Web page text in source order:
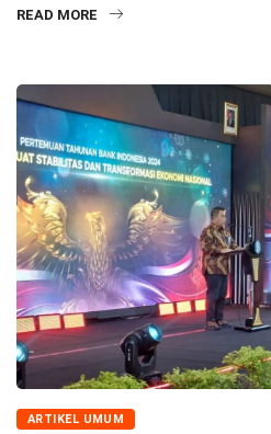
READ MORE
ARTIKEL UMUM